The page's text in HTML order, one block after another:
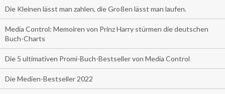
Die Kleinen lässt man zahlen, die Großen lässt man laufen.
Media Control: Memoiren von Prinz Harry stürmen die deutschen
Buch-Charts
Die 5 ultimativen Promi-Buch-Bestseller von Media Control
Die Medien-Bestseller 2022